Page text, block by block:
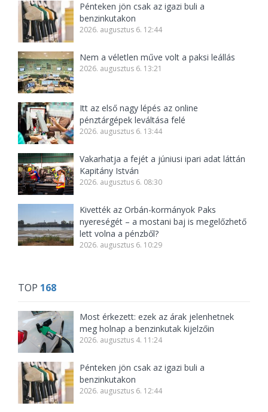
Pénteken jön csak az igazi buli a
benzinkutakon
2026. augusztus 6. 12:44
Nem a véletlen műve volt a paksi leállás
2026. augusztus 6. 13:21
Itt az első nagy lépés az online
pénztárgépek leváltása felé
2026. augusztus 6. 13:44
Vakarhatja a fejét a júniusi ipari adat láttán
Kapitány István
2026. augusztus 6. 08:30
Kivették az Orbán-kormányok Paks
nyereségét – a mostani baj is megelőzhető
lett volna a pénzből?
2026. augusztus 6. 10:29
TOP 168
Most érkezett: ezek az árak jelenhetnek
meg holnap a benzinkutak kijelzőin
2026. augusztus 4. 11:24
Pénteken jön csak az igazi buli a
benzinkutakon
2026. augusztus 6. 12:44